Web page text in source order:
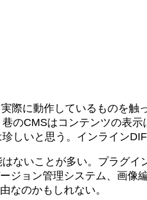
際に動作しているものを触
のCMSはコンテンツの表
いと思う。インライン
ないことが多い。プラグ
ジョン管理システム、画
なのかもしれない。